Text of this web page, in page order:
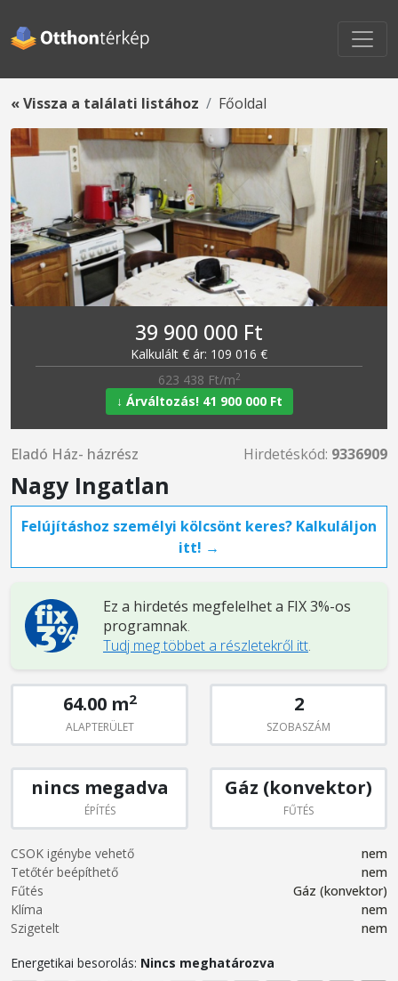
« Vissza a találati listához Főoldal
39 900 000 Ft
Kalkulált € ár: 109 016 €
623 438 Ft/m2
↓ Árváltozás! 41 900 000 Ft
Eladó Ház- házrész Hirdetéskód: 9336909
Nagy Ingatlan
Felújításhoz személyi kölcsönt keres? Kalkuláljon
itt! →
Ez a hirdetés megfelelhet a FIX 3%-os
programnak.
Tudj meg többet a részletekről itt.
64.00 m2
ALAPTERÜLET
2
SZOBASZÁM
nincs megadva
ÉPÍTÉS
Gáz (konvektor)
FŰTÉS
CSOK igénybe vehető
nem
Tetőtér beépíthető
nem
Fűtés
Gáz (konvektor)
Klíma
nem
Szigetelt
nem
Energetikai besorolás: Nincs meghatározva